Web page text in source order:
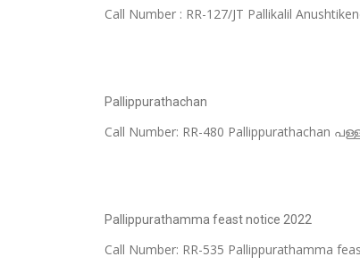
Call Number : RR-127/JT Pallikalil
Pallippurathachan
Call Number: RR-480
Pallippurathamma feast notice 2022
Call Number: RR-535 Pallippurathamma